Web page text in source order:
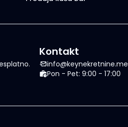
Kontakt
info@keynekretnine.me
Pon - Pet: 9:00 - 17:00